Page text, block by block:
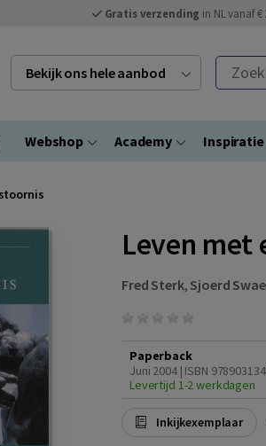
Gratis verzending in NL vanaf €
Bekijk ons hele aanbod Zoek
Webshop Academy Inspiratie
Leven met
Fred Sterk, Sjoerd
Paperback
Juni 2004 | ISBN
Levertijd 1-2 werkdagen
Inkijkexemplaar